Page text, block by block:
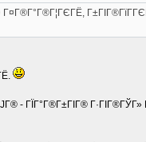
- ГЇГ°Г®Г±ГІГ®